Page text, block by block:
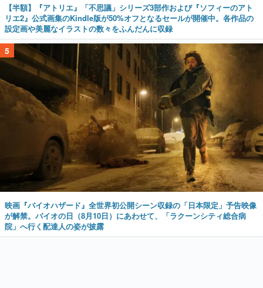
【半額】『アトリエ』「不思議」シリーズ3部作および『ソフィーのアト
リエ2』公式画集のKindle版が50%オフとなるセールが開催中。各作品の
設定画や美麗なイラストの数々をふんだんに収録
5
映画『バイオハザード』全世界初公開シーン収録の「日本限定」予告映像
が解禁。バイオの日（8月10日）にあわせて、「ラクーンシティ総合病
院」へ行く配達人の姿が披露